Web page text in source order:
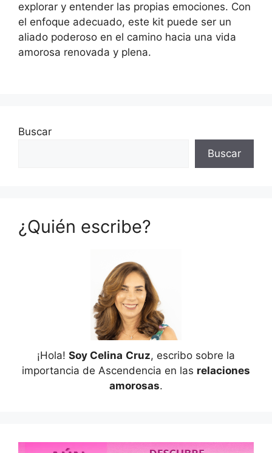
explorar y entender las propias emociones. Con
el enfoque adecuado, este kit puede ser un
aliado poderoso en el camino hacia una vida
amorosa renovada y plena.
Buscar
Buscar
¿Quién escribe?
¡Hola! Soy Celina Cruz, escribo sobre la
importancia de Ascendencia en las relaciones
amorosas.